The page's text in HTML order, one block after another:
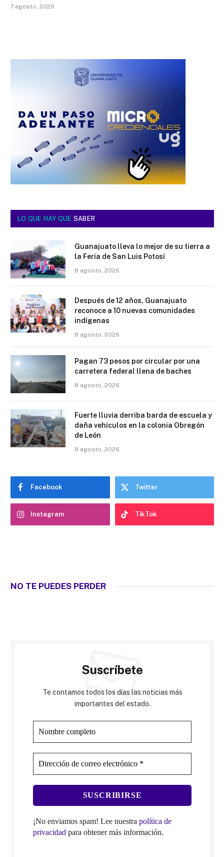
7 agosto, 2026
LO QUE HAY QUE SABER
Guanajuato lleva lo mejor de su tierra a
la Feria de San Luis Potosí
8 agosto, 2026
Después de 12 años, Guanajuato
reconoce a 10 nuevas comunidades
indígenas
8 agosto, 2026
Pagan 73 pesos por circular por una
carretera federal llena de baches
8 agosto, 2026
Fuerte lluvia derriba barda de escuela y
daña vehículos en la colonia Obregón
de León
8 agosto, 2026
Facebook Twitter
Instagram TikTok
NO TE PUEDES PERDER
Suscríbete
Te contamos todos los días las noticias más
importantes del estado.
¡No enviamos spam! Lee nuestra política de
privacidadpara obtener más información.